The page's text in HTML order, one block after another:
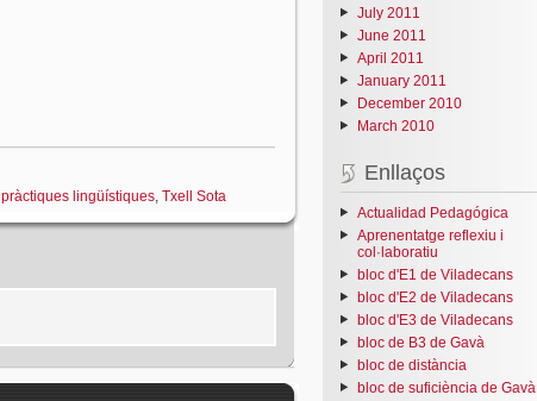
pràctiques lingüístiques, Txell Sota
July 2011
June 2011
April 2011
January 2011
December 2010
March 2010
Enllaços
Actualidad Pedagógica
Aprenentatge reflexiu i
col·laboratiu
bloc d'E1 de Viladecans
bloc d'E2 de Viladecans
bloc d'E3 de Viladecans
bloc de B3 de Gavà
bloc de distància
bloc de suficiència de Gavà